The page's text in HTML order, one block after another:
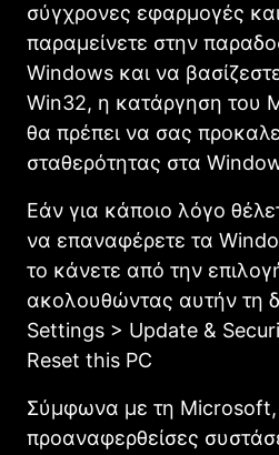
σύγχρονες εφαρμογές
παραμείνετε στην
Windows και να
Win32, η κατάργηση του
θα πρέπει να σας
σταθερότητας στα
Εάν για κάποιο λόγο
να επαναφέρετε τα
το κάνετε από την
ακολουθώντας αυτήν τη
Settings > Update &
Reset this PC
Σύμφωνα με τη Microsoft,
προαναφερθείσες